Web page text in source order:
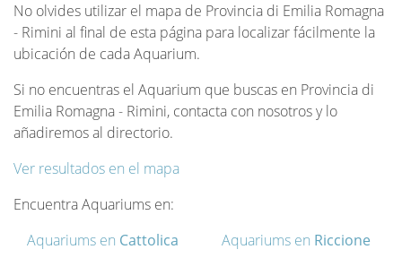
No olvides utilizar el mapa de Provincia di Emilia Romagna
- Rimini al final de esta página para localizar fácilmente la
ubicación de cada Aquarium.
Si no encuentras el Aquarium que buscas en Provincia di
Emilia Romagna - Rimini, contacta con nosotros y lo
añadiremos al directorio.
Ver resultados en el mapa
Encuentra Aquariums en:
Aquariums en Cattolica Aquariums en Riccione